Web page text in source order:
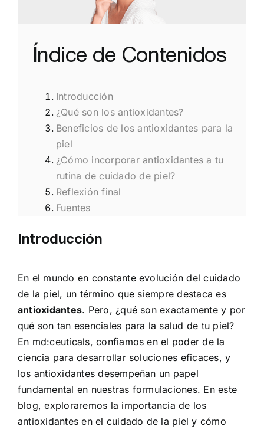
Índice de Contenidos
Introducción
¿Qué son los antioxidantes?
Beneficios de los antioxidantes para la
piel
¿Cómo incorporar antioxidantes a tu
rutina de cuidado de piel?
Reflexión final
Fuentes
Introducción
En el mundo en constante evolución del cuidado
de la piel, un término que siempre destaca es
antioxidantes. Pero, ¿qué son exactamente y por
qué son tan esenciales para la salud de tu piel?
En md:ceuticals, confiamos en el poder de la
ciencia para desarrollar soluciones eficaces, y
los antioxidantes desempeñan un papel
fundamental en nuestras formulaciones. En este
blog, exploraremos la importancia de los
antioxidantes en el cuidado de la piel y cómo